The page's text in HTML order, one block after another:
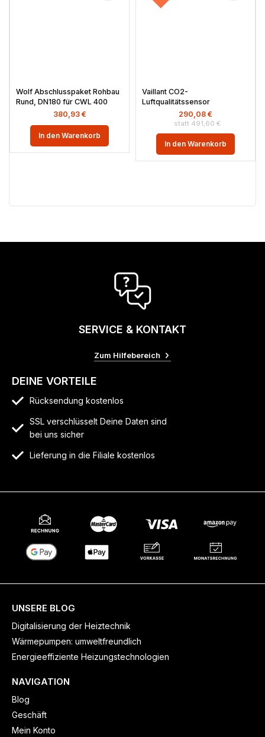
Wolf Abschlusspaket Rohbau
Rund, DN180 für CWL 400
380,93 €
In den Warenkorb
Vaillant CO2-
Luftqualitätssensor
491,60 €
290,08 €
In den Warenkorb
SERVICE & KONTAKT
Zum Hilfebereich
DEINE VORTEILE
Rücksendung kostenlos
SSL verschlüsselt Deine Daten sind
bei uns sicher
Lieferung in die Filiale kostenlos
UNSERE BLOG
Digitalisierung der Heiztechnik
Wärmepumpen: umweltfreundlich
Energieeffiziente Heizungstechnologien
NAVIGATION
Blog
Geschäft
Mein Konto